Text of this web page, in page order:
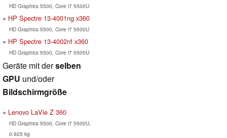
HD Graphics 5500, Core i7 5500U
HP Spectre 13-4001ng x360
HD Graphics 5500, Core i7 5500U
HP Spectre 13-4002nf x360
HD Graphics 5500, Core i7 5500U
Geräte mit derselben
GPU und/oder
Bildschirmgröße
Lenovo LaVie Z 360
HD Graphics 5500, Core i7 5500U,
0.925 kg